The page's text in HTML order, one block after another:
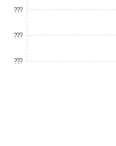
???
???
???